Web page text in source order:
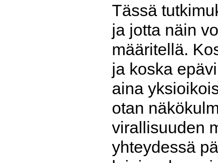
Tässä
ja jotta näin
määritellä.
ja koska
aina
otan
virallisuuden
yhteydessä